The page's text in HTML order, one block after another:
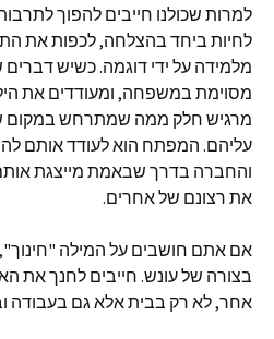
למרות שכולנו חייבים להפוך
לחיות ביחד בהצלחה, לכפות את
מלמידה על ידי דוגמה. כשיש
מסוימת במשפחה, ומעודדים את
מרגיש חלק ממה שמתרחש במקום
עליהם. המפתח הוא לעודד אותם
והחברה בדרך שבאמת מייצגת
את רצונם של אחרים.
אם אתם חושבים על המילה
בצורה של עונש. חייבים לחנך את
אחר, לא רק בבית אלא גם בעבודה